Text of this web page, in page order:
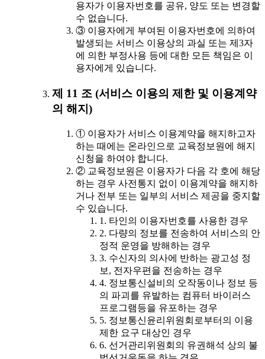
용자가 이용자번호를 공유, 양도 또는 변경할
수 없습니다.
③ 이용자에게 부여된 이용자번호에 의하여
발생되는 서비스 이용상의 과실 또는 제3자
에 의한 부정사용 등에 대한 모든 책임은 이
용자에게 있습니다.
제 11 조 (서비스 이용의 제한 및 이용계약
의 해지)
① 이용자가 서비스 이용계약을 해지하고자
하는 때에는 온라인으로 교육정보원에 해지
신청을 하여야 합니다.
② 교육정보원은 이용자가 다음 각 호에 해당
하는 경우 사전통지 없이 이용계약을 해지하
거나 전부 또는 일부의 서비스 제공을 중지할
수 있습니다.
1. 타인의 이용자번호를 사용한 경우
2. 다량의 정보를 전송하여 서비스의 안
정적 운영을 방해하는 경우
3. 수신자의 의사에 반하는 광고성 정
보, 전자우편을 전송하는 경우
4. 정보통신설비의 오작동이나 정보 등
의 파괴를 유발하는 컴퓨터 바이러스
프로그램등을 유포하는 경우
5. 정보통신윤리위원회로부터의 이용
제한 요구 대상인 경우
6. 선거관리위원회의 유권해석 상의 불